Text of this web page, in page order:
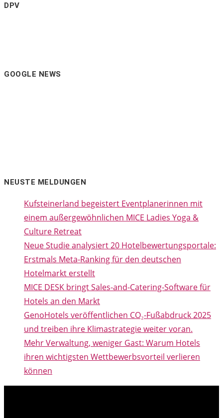
DPV
GOOGLE NEWS
NEUSTE MELDUNGEN
Kufsteinerland begeistert Eventplanerinnen mit
einem außergewöhnlichen MICE Ladies Yoga &
Culture Retreat
Neue Studie analysiert 20 Hotelbewertungsportale:
Erstmals Meta-Ranking für den deutschen
Hotelmarkt erstellt
MICE DESK bringt Sales-and-Catering-Software für
Hotels an den Markt
GenoHotels veröffentlichen CO₂-Fußabdruck 2025
und treiben ihre Klimastrategie weiter voran.
Mehr Verwaltung, weniger Gast: Warum Hotels
ihren wichtigsten Wettbewerbsvorteil verlieren
können